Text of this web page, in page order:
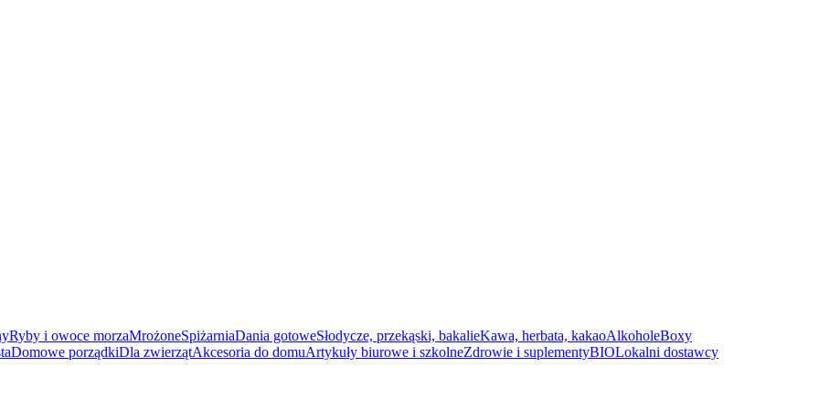
Ryby i owoce morzaMrożoneSpiżarniaDania gotoweSłodycze, przekąski, bakalieKawa, herbata, kakaoAlkoholeBoxy
Domowe porządkiDla zwierzątAkcesoria do domuArtykuły biurowe i szkolneZdrowie i suplementyBIOLokalni dostawcy